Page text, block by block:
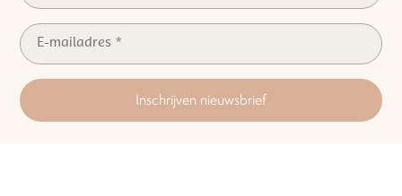
Inschrijven nieuwsbrief